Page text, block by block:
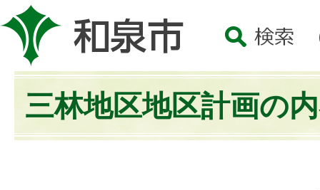
三林地区地区計画の